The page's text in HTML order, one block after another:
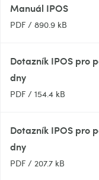
Manuál IPOS
PDF / 890.9 kB
Dotazník IPOS pro
dny
PDF / 154.4 kB
Dotazník IPOS pro
dny
PDF / 207.7 kB